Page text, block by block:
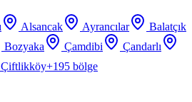
Alsancak Ayrancılar
Balatçık
Bozyaka Çamdibi
Çandarlı
Çiftlikköy+195 bölge